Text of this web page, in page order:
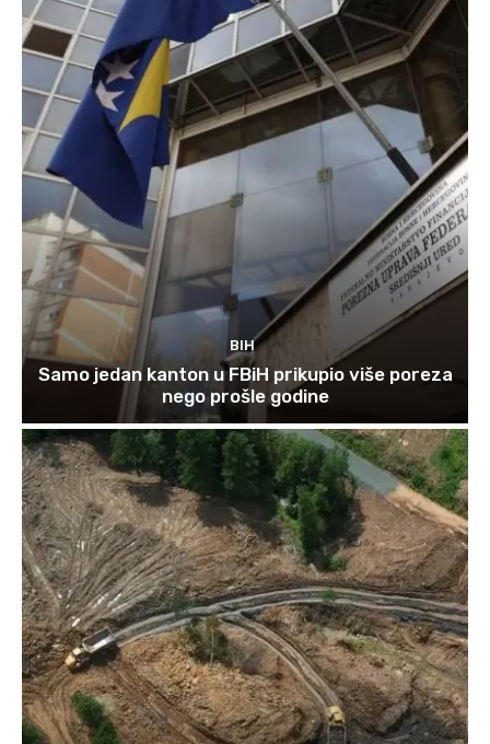
BIH
Samo jedan kanton u FBiH prikupio više poreza
nego prošle godine